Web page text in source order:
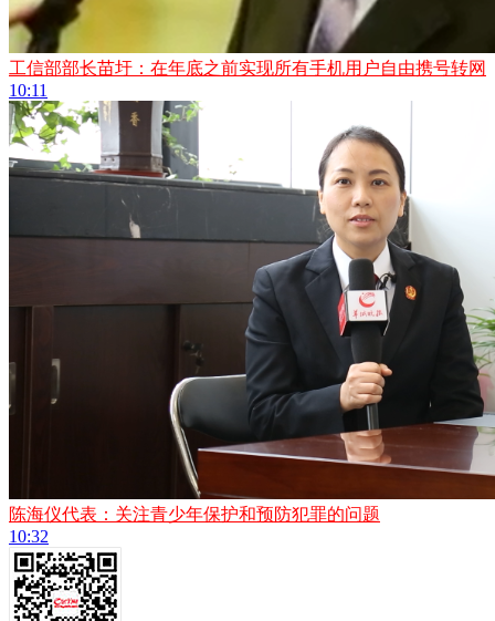
工信部部长苗圩：在年底之前实现所有手机用户自由携号转网
10:11
陈海仪代表：关注青少年保护和预防犯罪的问题
10:32